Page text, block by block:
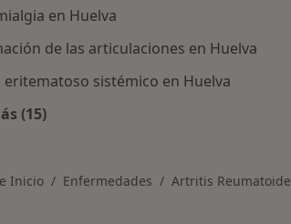
en Huelva
de las articulaciones en Huelva
eritematoso sistémico en Huelva
(15)
Inicio Enfermedades Artritis Reumatoide